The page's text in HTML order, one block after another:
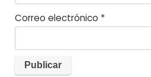
Correo electrónico *